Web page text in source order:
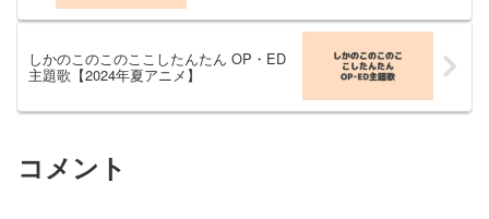
しかのこのこのここしたんたん OP・ED
主題歌【2024年夏アニメ】
コメント